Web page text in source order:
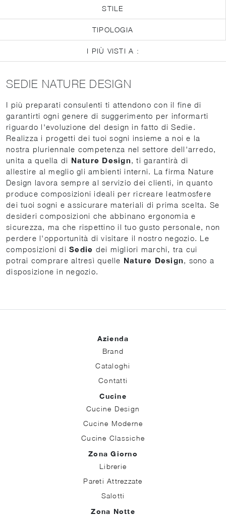
STILE
TIPOLOGIA
I PIÙ VISTI A :
SEDIE NATURE DESIGN
I più preparati consulenti ti attendono con il fine di
garantirti ogni genere di suggerimento per informarti
riguardo l'evoluzione del design in fatto di Sedie.
Realizza i progetti dei tuoi sogni insieme a noi e la
nostra pluriennale competenza nel settore dell'arredo,
unita a quella di Nature Design, ti garantirà di
allestire al meglio gli ambienti interni. La firma Nature
Design lavora sempre al servizio dei clienti, in quanto
produce composizioni ideali per ricreare leatmosfere
dei tuoi sogni e assicurare materiali di prima scelta. Se
desideri composizioni che abbinano ergonomia e
sicurezza, ma che rispettino il tuo gusto personale, non
perdere l'opportunità di visitare il nostro negozio. Le
composizioni di Sedie dei migliori marchi, tra cui
potrai comprare altresì quelle Nature Design, sono a
disposizione in negozio.
Azienda
Brand
Cataloghi
Contatti
Cucine
Cucine Design
Cucine Moderne
Cucine Classiche
Zona Giorno
Librerie
Pareti Attrezzate
Salotti
Zona Notte